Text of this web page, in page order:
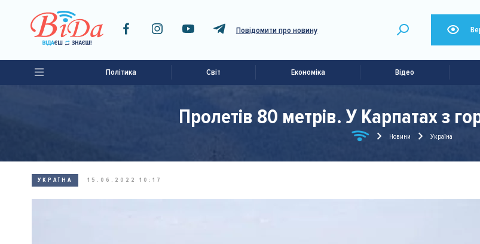
Повідомити про новину
Політика Світ Економіка Відео
Пролетів 80 метрів. У Карпатах з
Новини Україна
УКРАЇНА 15.06.2022 10:17